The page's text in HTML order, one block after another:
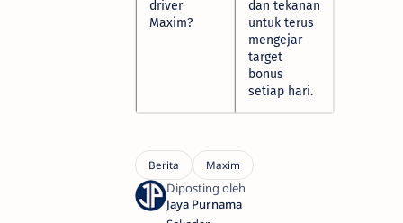
driver
Maxim?
dan tekanan
untuk terus
mengejar
target
bonus
setiap hari.